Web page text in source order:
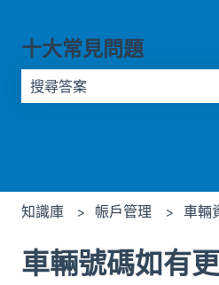
十大常見問題
知識庫 帪戶管理 車輛
車輛號碼如有